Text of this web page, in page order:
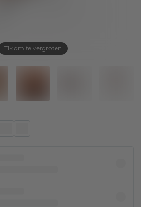
Tik om te vergroten